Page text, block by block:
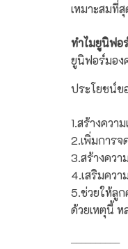
เหมาะสมที่
ทำไมยูนิฟอ
ยูนิฟอร์มอง
ประโยชน์ข
1.สร้างควา
2.เพิ่มการ
3.สร้างคว
4.เสริมคว
5.ช่วยให้ลู
ด้วยเหตุนี้
__________